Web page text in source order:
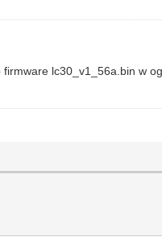
lc30_v1_56a.bin w